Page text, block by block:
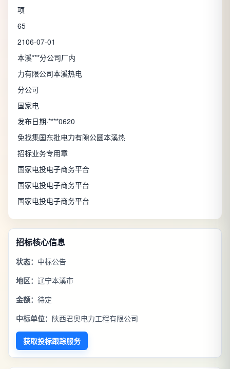
项
65
2106-07-01
本溪***分公司厂内
力有限公司本溪热电
分公可
国家电
发布日期·****0620
免找集国东批电力有隙公圆本溪热
招标业务专用章
国家电投电子商务平合
国家电投电子商务平台
国家电投电子商务平台
招标核心信息
状态： 中标公告
地区： 辽宁本溪市
金额： 待定
中标单位： 陕西君奥电力工程有限公司
获取投标跟踪服务